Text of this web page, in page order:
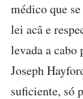
médico que
lei acã e
levada a cabo
Joseph
suficiente, só